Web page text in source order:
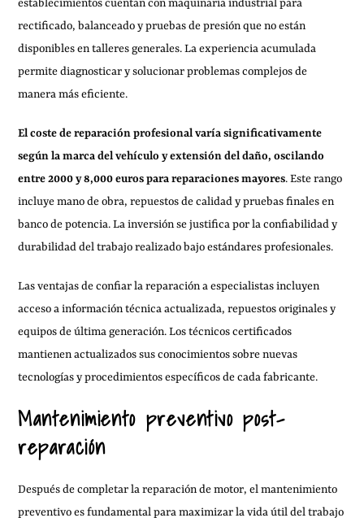
establecimientos cuentan con maquinaria industrial para
rectificado, balanceado y pruebas de presión que no están
disponibles en talleres generales. La experiencia acumulada
permite diagnosticar y solucionar problemas complejos de
manera más eficiente.
El coste de reparación profesional varía significativamente
según la marca del vehículo y extensión del daño, oscilando
entre 2000 y 8,000 euros para reparaciones mayores. Este rango
incluye mano de obra, repuestos de calidad y pruebas finales en
banco de potencia. La inversión se justifica por la confiabilidad y
durabilidad del trabajo realizado bajo estándares profesionales.
Las ventajas de confiar la reparación a especialistas incluyen
acceso a información técnica actualizada, repuestos originales y
equipos de última generación. Los técnicos certificados
mantienen actualizados sus conocimientos sobre nuevas
tecnologías y procedimientos específicos de cada fabricante.
Mantenimiento preventivo post-
reparación
Después de completar la reparación de motor, el mantenimiento
preventivo es fundamental para maximizar la vida útil del trabajo